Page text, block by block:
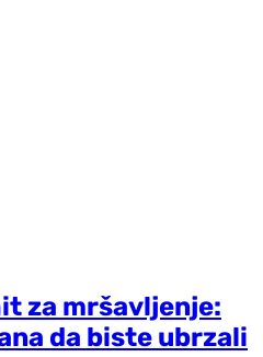
za mršavljenje:
da biste ubrzali